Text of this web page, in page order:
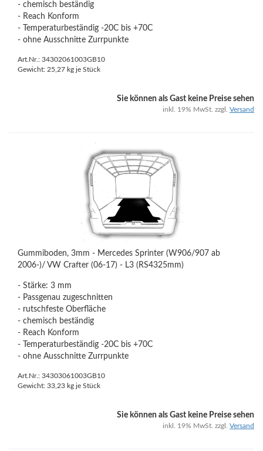
- chemisch beständig
- Reach Konform
- Temperaturbeständig -20C bis +70C
- ohne Ausschnitte Zurrpunkte
Art.Nr.: 34302061003GB10
Gewicht: 25,27 kg je Stück
Sie können als Gast keine Preise sehen
inkl. 19% MwSt. zzgl. Versand
Gummiboden, 3mm - Mercedes Sprinter (W906/907 ab
2006-)/ VW Crafter (06-17) - L3 (RS4325mm)
- Stärke: 3 mm
- Passgenau zugeschnitten
- rutschfeste Oberfläche
- chemisch beständig
- Reach Konform
- Temperaturbeständig -20C bis +70C
- ohne Ausschnitte Zurrpunkte
Art.Nr.: 34303061003GB10
Gewicht: 33,23 kg je Stück
Sie können als Gast keine Preise sehen
inkl. 19% MwSt. zzgl. Versand